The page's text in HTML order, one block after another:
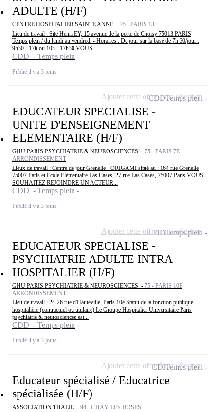
ADULTE (H/F)
CENTRE HOSPITALIER SAINTE ANNE - 75 - PARIS 13
Lieu de travail : Site Henri EY, 15 avenue de la porte de Choisy 75013 PARIS
Temps plein / du lundi au vendredi - Horaires : De jour sur la base de 7h 30/jour :
9h30 - 17h ou 10h - 17h30 VOUS...
CDD - Temps plein
Publié il y a 3 jours
EDUCATEUR SPECIALISE -
UNITE D'ENSEIGNEMENT
ELEMENTAIRE (H/F)
GHU PARIS PSYCHIATRIE & NEUROSCIENCES - 75 - PARIS 7E
ARRONDISSEMENT
Lieux de travail : Centre de jour Grenelle - ORIGAMI situé au : 164 rue Grenelle
75007 Paris et Ecole Elémentaire Las Cases, 27 rue Las Cases, 75007 Paris VOUS
SOUHAITEZ REJOINDRE UN ACTEUR...
CDD - Temps plein
Publié il y a 3 jours
CDDTemps plein
Ajouter cette offre à ma sélection
EDUCATEUR SPECIALISE -
PSYCHIATRIE ADULTE INTRA
HOSPITALIER (H/F)
GHU PARIS PSYCHIATRIE & NEUROSCIENCES - 75 - PARIS 10E
ARRONDISSEMENT
Lieu de travail : 24-26 rue d'Hauteville, Paris 10è Statut de la fonction publique
hospitalière (contractuel ou titulaire) Le Groupe Hospitalier Universitaire Paris
psychiatrie & neurosciences est...
CDD - Temps plein
Publié il y a 3 jours
CDDTemps plein
Ajouter cette offre à ma sélection
Educateur spécialisé / Educatrice
spécialisée (H/F)
ASSOCIATION THALIE - 94 - L'HAŸ-LES-ROSES
CDITemps plein
Ajouter cette offre à ma sélection